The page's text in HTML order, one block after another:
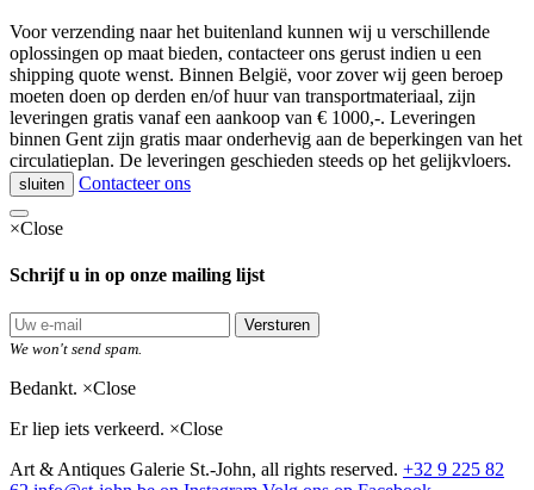
Voor verzending naar het buitenland kunnen wij u verschillende
oplossingen op maat bieden, contacteer ons gerust indien u een
shipping quote wenst. Binnen België, voor zover wij geen beroep
moeten doen op derden en/of huur van transportmateriaal, zijn
leveringen gratis vanaf een aankoop van € 1000,-. Leveringen
binnen Gent zijn gratis maar onderhevig aan de beperkingen van het
circulatieplan. De leveringen geschieden steeds op het gelijkvloers.
sluiten Contacteer ons
×Close
Schrijf u in op onze mailing lijst
Versturen
We won't send spam.
Bedankt. ×Close
Er liep iets verkeerd. ×Close
Art & Antiques Galerie St.-John, all rights reserved. +32 9 225 82